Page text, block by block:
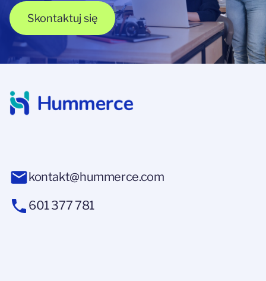
Skontaktuj się
kontakt@hummerce.com
601 377 781